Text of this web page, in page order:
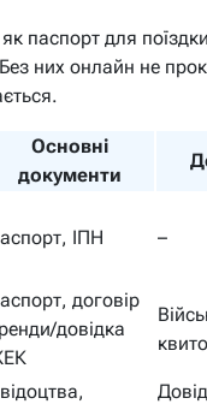
паспорт для
них онлайн не
Основні
документи
ІПН –
договір
довідка